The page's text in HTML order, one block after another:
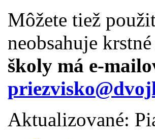
Môžete tiež
neobsahuje
školy má e-
Aktualizované: